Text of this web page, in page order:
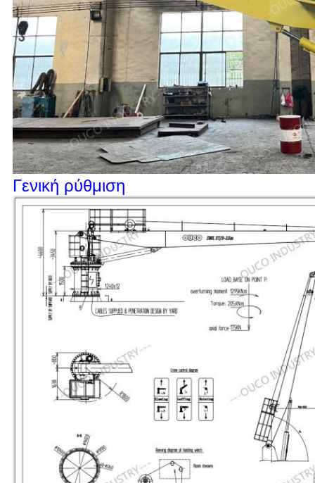
Γενική ρύθμιση